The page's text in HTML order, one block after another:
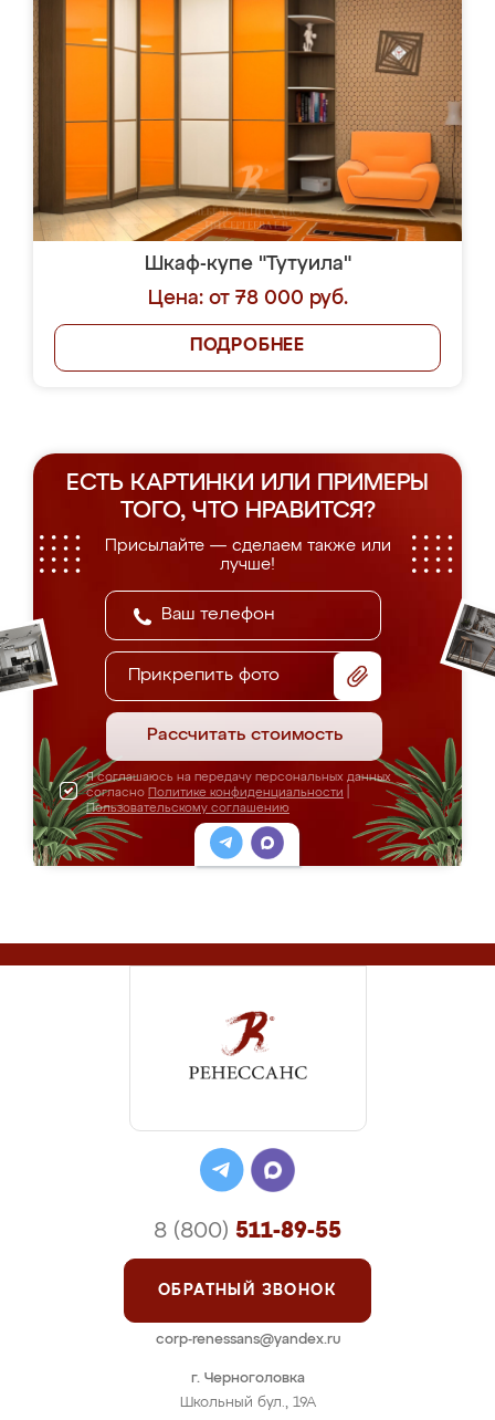
Шкаф-купе "Тутуила"
Цена: от 78 000 руб.
ПОДРОБНЕЕ
ЕСТЬ КАРТИНКИ ИЛИ ПРИМЕРЫ
ТОГО, ЧТО НРАВИТСЯ?
Присылайте — сделаем также или
лучше!
Прикрепить фото
Рассчитать стоимость
Я соглашаюсь на передачу персональных данных
согласно Политике конфиденциальности
Пользовательскому соглашению
г. Черноголовка
Школьный бул., 19А
8 (800) 511-89-55
ОБРАТНЫЙ ЗВОНОК
corp-renessans@yandex.ru